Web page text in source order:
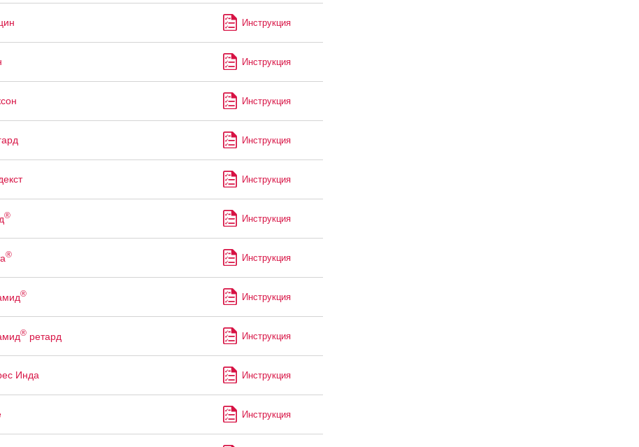
Инструкция
Инструкция
Инструкция
Инструкция
Инструкция
® Инструкция
® Инструкция
® Инструкция
®ретард Инструкция
Инда Инструкция
Инструкция